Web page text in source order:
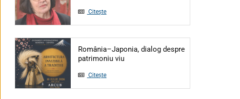
Citește
România–Japonia, dialog despre
patrimoniu viuArticol: România–Japonia, dialog
Citește